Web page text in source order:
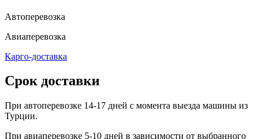
Автоперевозка
Авиаперевозка
Карго-доставка
Срок доставки
При автоперевозке 14-17 дней с момента выезда машины из
Турции.
При авиаперевозке 5-10 дней в зависимости от выбранного